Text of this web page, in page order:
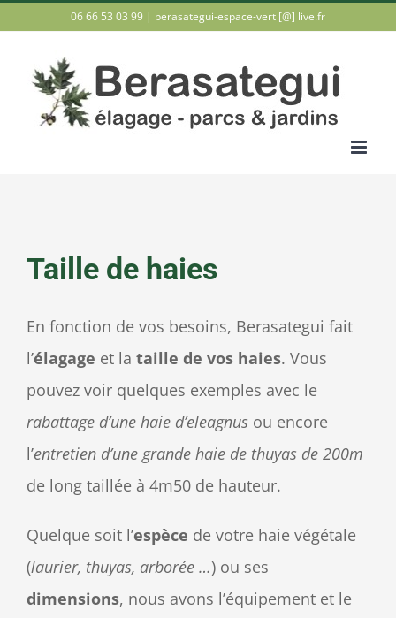
contenu
06 66 53 03 99 | berasategui-espace-vert [@] live.fr
Taille de haies
En fonction de vos besoins, Berasategui fait
l’élagage et la taille de vos haies. Vous
pouvez voir quelques exemples avec le
rabattage d’une haie d’eleagnus ou encore
l’entretien d’une grande haie de thuyas de 200m
de long taillée à 4m50 de hauteur.
Quelque soit l’espèce de votre haie végétale
(laurier, thuyas, arborée …) ou ses
dimensions, nous avons l’équipement et le